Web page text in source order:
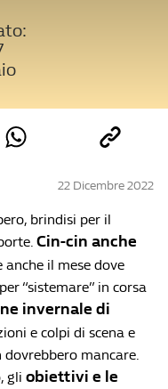
22 Dicembre 2022
brindisi per il
Cin-cin anche
anche il mese dove
“sistemare” in corsa
invernale di
e colpi di scena e
mancare.
gli obiettivi e le